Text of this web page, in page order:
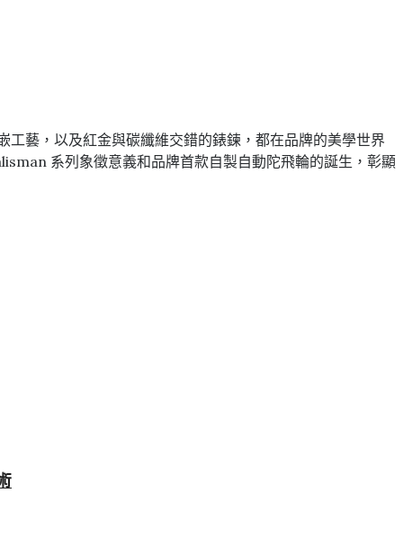
藝，以及紅金與碳纖維交錯的錶鍊，都在品牌的美學世界
系列象徵意義和品牌首款自製自動陀飛輪的誕生，彰顯